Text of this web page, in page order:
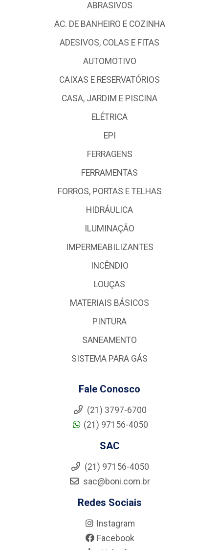
ABRASIVOS
AC. DE BANHEIRO E COZINHA
ADESIVOS, COLAS E FITAS
AUTOMOTIVO
CAIXAS E RESERVATÓRIOS
CASA, JARDIM E PISCINA
ELÉTRICA
EPI
FERRAGENS
FERRAMENTAS
FORROS, PORTAS E TELHAS
HIDRÁULICA
ILUMINAÇÃO
IMPERMEABILIZANTES
INCÊNDIO
LOUÇAS
MATERIAIS BÁSICOS
PINTURA
SANEAMENTO
SISTEMA PARA GÁS
Fale Conosco
(21) 3797-6700
(21) 97156-4050
SAC
(21) 97156-4050
sac@boni.com.br
Redes Sociais
Instagram
Facebook